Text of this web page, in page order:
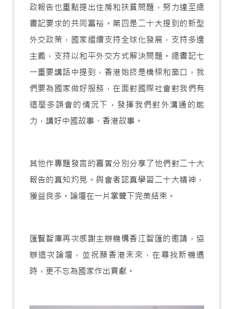
政報告也重點提出住房和扶貧問題，努力達至總
書記要求的共同富裕。第四是二十大提到的新型
外交政策，國家繼續支持全球化發展，支持多邊
主義，支持以和平外交方式解決問題。總書記七
一重要講話中提到，香港始終是橋樑和窗口，我
們要為國家做好服務，在面對國際社會對我們有
這麼多誤會的情況下，發揮我們對外溝通的能
力，講好中國故事、香港故事。
其他作專題發言的嘉賓分別分享了他們對二十大
報告的真知灼見。與會者認真學習二十大精神，
獲益良多。論壇在一片掌聲下完美結束。
匯賢智庫再次感謝主辦機構香江智匯的邀請，協
辦這次論壇，並祝願香港未來，在尋找新機遇
時，更不忘為國家作出貢獻。